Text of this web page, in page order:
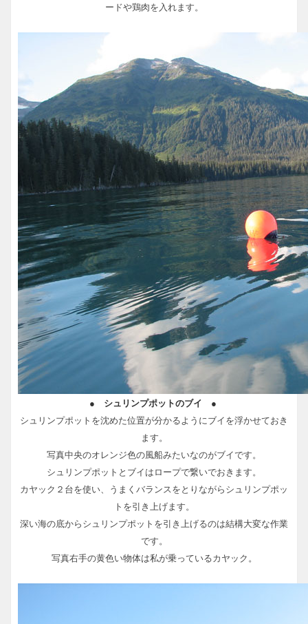
ードや鶏肉を入れます。
● シュリンプポットのブイ ●
シュリンプポットを沈めた位置が分かるようにブイを浮かせておき
ます。
写真中央のオレンジ色の風船みたいなのがブイです。
シュリンプポットとブイはロープで繋いでおきます。
カヤック２台を使い、うまくバランスをとりながらシュリンプポッ
トを引き上げます。
深い海の底からシュリンプポットを引き上げるのは結構大変な作業
です。
写真右手の黄色い物体は私が乗っているカヤック。